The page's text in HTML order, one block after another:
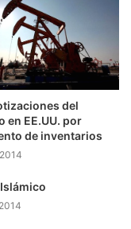
del
en EE.UU. por
de inventarios